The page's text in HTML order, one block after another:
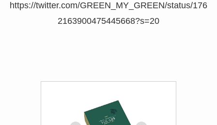
https://twitter.com/GREEN_MY_GREEN/status/176
2163900475445668?s=20